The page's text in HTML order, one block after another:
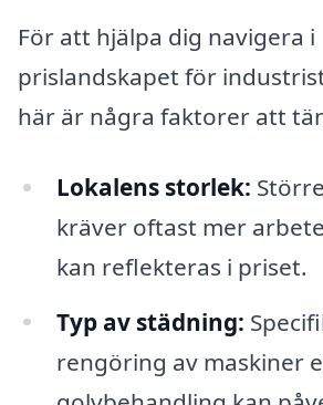
För att hjälpa dig navigera i
prislandskapet för
här är några faktorer att
Lokalens storlek:
kräver oftast mer
kan reflekteras i priset.
Typ av städning:
rengöring av maskiner